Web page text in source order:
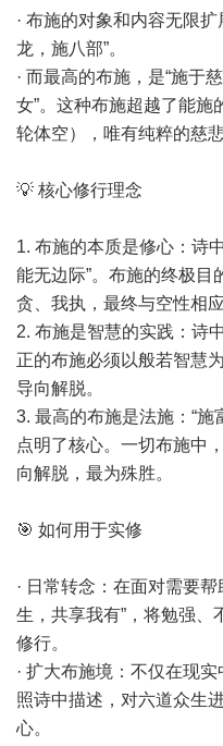
· 布施的对象和内容无限扩
龙，施八部”。
· 而最高的布施，是“施于
女”。这种布施超越了能施
轮体空），唯有纯粹的慈悲
💡 核心修行理念
1. 布施的本质是修心：诗
能无边际”。布施的终极目
贪、我执，最终与空性相应
2. 布施是智慧的实践：诗
正的布施必须以般若智慧
导向解脱。
3. 最高的布施是法施：“施
点明了核心。一切布施中
向解脱，最为殊胜。
🎯 如何用于实修
· 日常转念：在面对需要
生，共享我有”，将勉强、
修行。
· 扩大布施境：不仅在现
照诗中描述，对六道众生
心。